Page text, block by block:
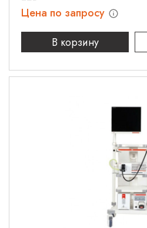
Цена по запросу
В корзину